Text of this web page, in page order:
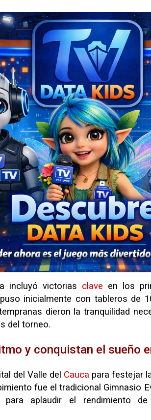
incluyó victorias clave en los
inicialmente con tableros de
dieron la tranquilidad
del torneo.
y conquistan el sueño
del Valle del Cauca para festejar
fue el tradicional Gimnasio
para aplaudir el rendimiento